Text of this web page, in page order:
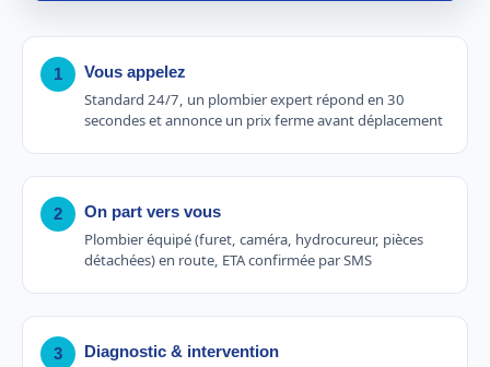
1 Vous appelez
Standard 24/7, un plombier expert répond en 30
secondes et annonce un prix ferme avant déplacement
2 On part vers vous
Plombier équipé (furet, caméra, hydrocureur, pièces
détachées) en route, ETA confirmée par SMS
3 Diagnostic & intervention